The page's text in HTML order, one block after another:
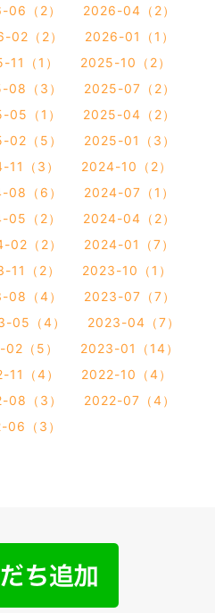
06（2）
2026-04（2）
02（2）
2026-01（1）
11（1）
2025-10（2）
08（3）
2025-07（2）
05（1）
2025-04（2）
02（5）
2025-01（3）
11（3）
2024-10（2）
08（6）
2024-07（1）
05（2）
2024-04（2）
02（2）
2024-01（7）
11（2）
2023-10（1）
08（4）
2023-07（7）
05（4）
2023-04（7）
（5）
2023-01（14）
11（4）
2022-10（4）
08（3）
2022-07（4）
06（3）